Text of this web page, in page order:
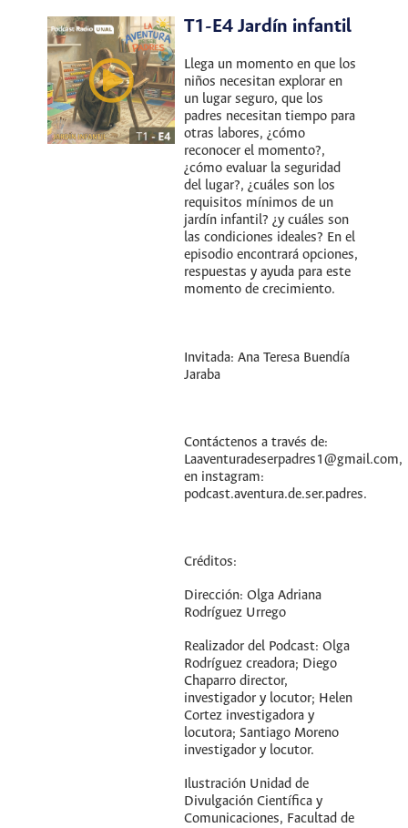
T1-E4 Jardín infantil
Llega un momento en que los
niños necesitan explorar en
un lugar seguro, que los
padres necesitan tiempo para
otras labores, ¿cómo
reconocer el momento?,
¿cómo evaluar la seguridad
del lugar?, ¿cuáles son los
requisitos mínimos de un
jardín infantil? ¿y cuáles son
las condiciones ideales? En el
episodio encontrará opciones,
respuestas y ayuda para este
momento de crecimiento.
Invitada: Ana Teresa Buendía
Jaraba
Contáctenos a través de:
Laaventuradeserpadres1@gmail.com,
en instagram:
podcast.aventura.de.ser.padres.
Créditos:
Dirección: Olga Adriana
Rodríguez Urrego
Realizador del Podcast: Olga
Rodríguez creadora; Diego
Chaparro director,
investigador y locutor; Helen
Cortez investigadora y
locutora; Santiago Moreno
investigador y locutor.
Ilustración Unidad de
Divulgación Científica y
Comunicaciones, Facultad de